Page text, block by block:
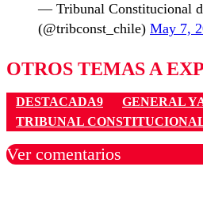
— Tribunal Constitucional
(@tribconst_chile) May 7,
OTROS TEMAS A
DESTACADA9
GENERAL
TRIBUNAL
Ver comentarios